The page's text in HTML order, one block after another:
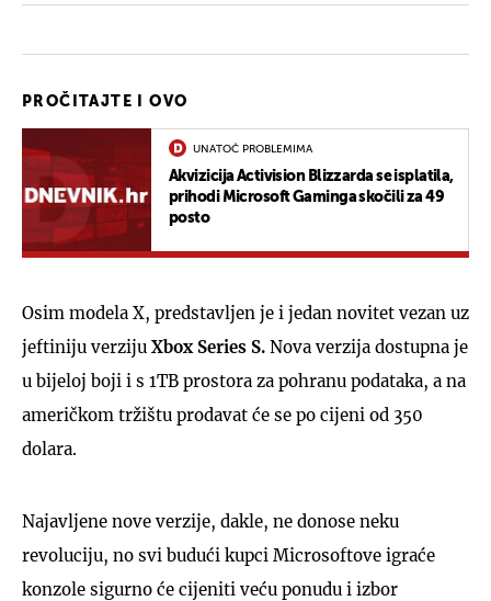
PROČITAJTE I OVO
UNATOČ PROBLEMIMA
Akvizicija Activision Blizzarda se isplatila,
prihodi Microsoft Gaminga skočili za 49
posto
Osim modela X, predstavljen je i jedan novitet vezan uz
jeftiniju verziju Xbox Series S. Nova verzija dostupna je
u bijeloj boji i s 1TB prostora za pohranu podataka, a na
američkom tržištu prodavat će se po cijeni od 350
dolara.
Najavljene nove verzije, dakle, ne donose neku
revoluciju, no svi budući kupci Microsoftove igraće
konzole sigurno će cijeniti veću ponudu i izbor